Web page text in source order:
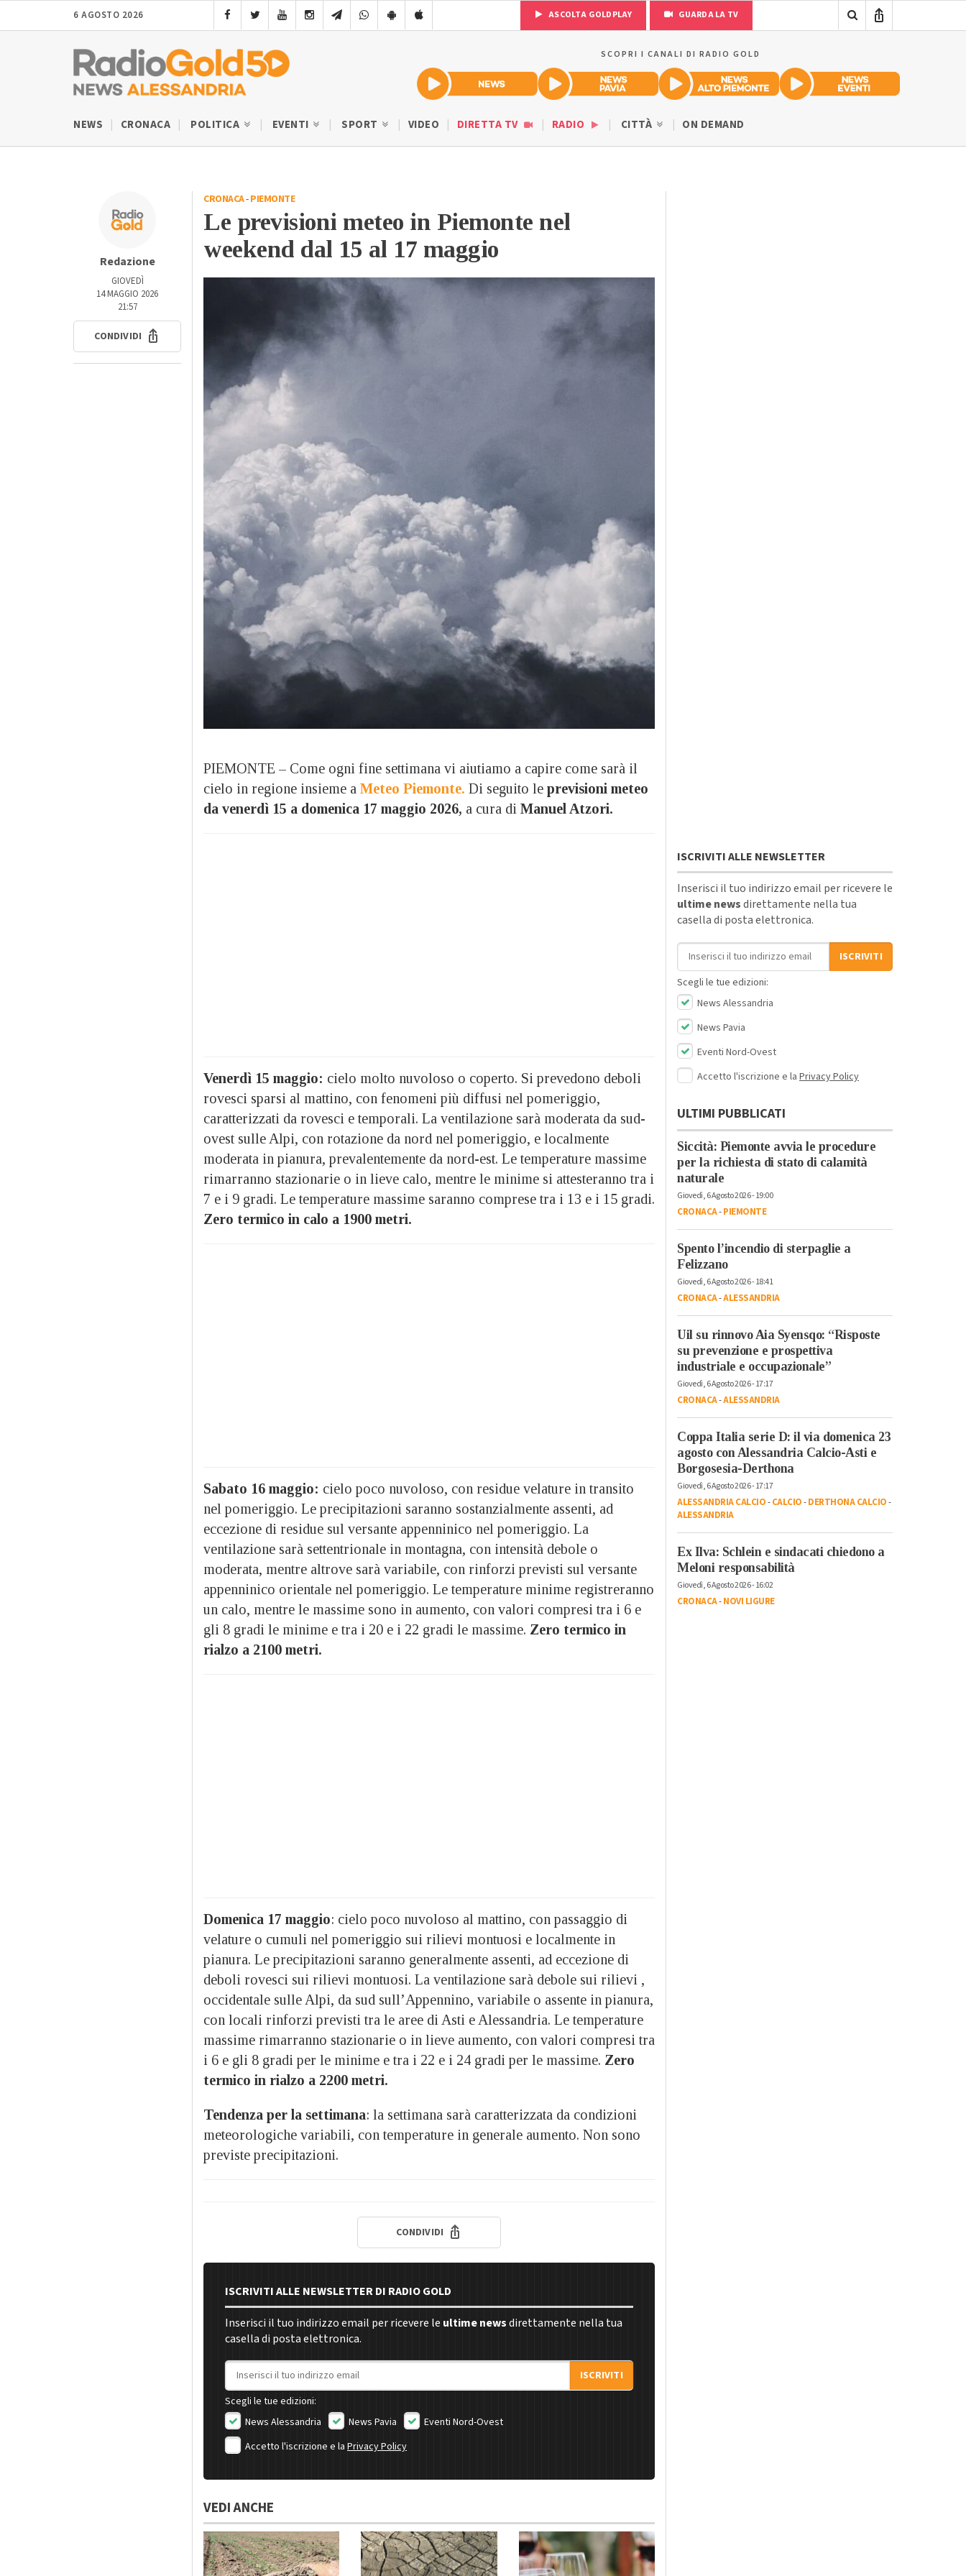
6 AGOSTO 2026 ASCOLTA GOLDPLAY GUARDA LA TV
SCOPRI I CANALI DI RADIO GOLD
NEWS CRONACA POLITICA EVENTI SPORT VIDEO DIRETTA TV RADIO CITTÀ ON DEMAND
Redazione
GIOVEDÌ
14 MAGGIO 2026
21:57
CONDIVIDI
CRONACA-PIEMONTE
Le previsioni meteo in Piemonte nel
weekend dal 15 al 17 maggio
PIEMONTE – Come ogni fine settimana vi aiutiamo a capire come sarà il
cielo in regione insieme a Meteo Piemonte. Di seguito le previsioni meteo
da venerdì 15 a domenica 17 maggio 2026, a cura di Manuel Atzori.
Venerdì 15 maggio: cielo molto nuvoloso o coperto. Si prevedono deboli
rovesci sparsi al mattino, con fenomeni più diffusi nel pomeriggio,
caratterizzati da rovesci e temporali. La ventilazione sarà moderata da sud-
ovest sulle Alpi, con rotazione da nord nel pomeriggio, e localmente
moderata in pianura, prevalentemente da nord-est. Le temperature massime
rimarranno stazionarie o in lieve calo, mentre le minime si attesteranno tra i
7 e i 9 gradi. Le temperature massime saranno comprese tra i 13 e i 15 gradi.
Zero termico in calo a 1900 metri.
Sabato 16 maggio: cielo poco nuvoloso, con residue velature in transito
nel pomeriggio. Le precipitazioni saranno sostanzialmente assenti, ad
eccezione di residue sul versante appenninico nel pomeriggio. La
ventilazione sarà settentrionale in montagna, con intensità debole o
moderata, mentre altrove sarà variabile, con rinforzi previsti sul versante
appenninico orientale nel pomeriggio. Le temperature minime registreranno
un calo, mentre le massime sono in aumento, con valori compresi tra i 6 e
gli 8 gradi le minime e tra i 20 e i 22 gradi le massime. Zero termico in
rialzo a 2100 metri.
Domenica 17 maggio: cielo poco nuvoloso al mattino, con passaggio di
velature o cumuli nel pomeriggio sui rilievi montuosi e localmente in
pianura. Le precipitazioni saranno generalmente assenti, ad eccezione di
deboli rovesci sui rilievi montuosi. La ventilazione sarà debole sui rilievi ,
occidentale sulle Alpi, da sud sull’Appennino, variabile o assente in pianura,
con locali rinforzi previsti tra le aree di Asti e Alessandria. Le temperature
massime rimarranno stazionarie o in lieve aumento, con valori compresi tra
i 6 e gli 8 gradi per le minime e tra i 22 e i 24 gradi per le massime. Zero
termico in rialzo a 2200 metri.
Tendenza per la settimana: la settimana sarà caratterizzata da condizioni
meteorologiche variabili, con temperature in generale aumento. Non sono
previste precipitazioni.
CONDIVIDI
ISCRIVITI ALLE NEWSLETTER DI RADIO GOLD
Inserisci il tuo indirizzo email per ricevere le ultime newsdirettamente nella tua
casella di posta elettronica.
Indirizzo email
ISCRIVITI
Scegli le tue edizioni:
News Alessandria
News Pavia
Eventi Nord-Ovest
Accetto l'iscrizione e la Privacy Policy
VEDI ANCHE
ISCRIVITI ALLE NEWSLETTER
Inserisci il tuo indirizzo email per ricevere le
ultime newsdirettamente nella tua
casella di posta elettronica.
Indirizzo email
ISCRIVITI
Scegli le tue edizioni:
News Alessandria
News Pavia
Eventi Nord-Ovest
Accetto l'iscrizione e la Privacy Policy
ULTIMI PUBBLICATI
Siccità: Piemonte avvia le procedure
per la richiesta di stato di calamità
naturale
Giovedì, 6 Agosto 2026 - 19:00
CRONACA-PIEMONTE
Spento l’incendio di sterpaglie a
Felizzano
Giovedì, 6 Agosto 2026 - 18:41
CRONACA-ALESSANDRIA
Uil su rinnovo Aia Syensqo: “Risposte
su prevenzione e prospettiva
industriale e occupazionale”
Giovedì, 6 Agosto 2026 - 17:17
CRONACA-ALESSANDRIA
Coppa Italia serie D: il via domenica 23
agosto con Alessandria Calcio-Asti e
Borgosesia-Derthona
Giovedì, 6 Agosto 2026 - 17:17
ALESSANDRIA CALCIO-CALCIO-DERTHONA CALCIO-
ALESSANDRIA
Ex Ilva: Schlein e sindacati chiedono a
Meloni responsabilità
Giovedì, 6 Agosto 2026 - 16:02
CRONACA-NOVI LIGURE